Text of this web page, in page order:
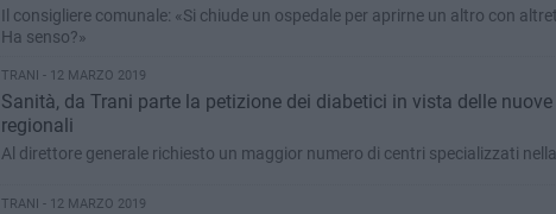
Il consigliere comunale: «Si chiude un ospedale per aprirne un altro con
Ha senso?»
TRANI - 12 MARZO 2019
Sanità, da Trani parte la petizione dei diabetici in vista delle
regionali
Al direttore generale richiesto un maggior numero di centri specializzati
TRANI - 12 MARZO 2019